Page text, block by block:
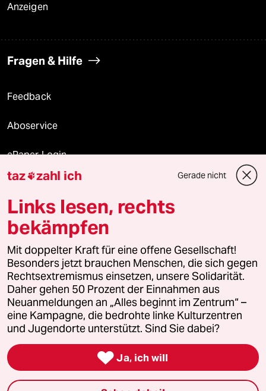
Anzeigen
Fragen & Hilfe
Feedback
Aboservice
ePaper Login
Downloads für Abonnierende
© 2026 taz Verlags und Vertriebs GmbH
Alle Rechte vorbehalten. Bei rechtlichen Fragen oder für Genehmigungen
wenden Sie sich bitte an
lizenzen@taz.de
Feedback Redaktionsstatut Kommune-Richtlinien
Leitlinie Informant Datenschutz Impressum AGB
Seitenwende Einwilligungen widerrufen (Ads)
taz zahl ich Gerade nicht
Links lesen, rechts
bekämpfen
Mit doppelter Kraft für eine offene Gesellschaft!
Besonders jetzt brauchen Menschen, die sich gegen
Rechtsextremismus einsetzen, unsere Solidarität.
Daher gehen 50 Prozent der Einnahmen aus
Neuanmeldungen an „Alles beginnt im Zentrum“ –
eine Kampagne, die bedrohte linke Kulturzentren
und Jugendorte unterstützt. Sind Sie dabei?
 Ja, ich will